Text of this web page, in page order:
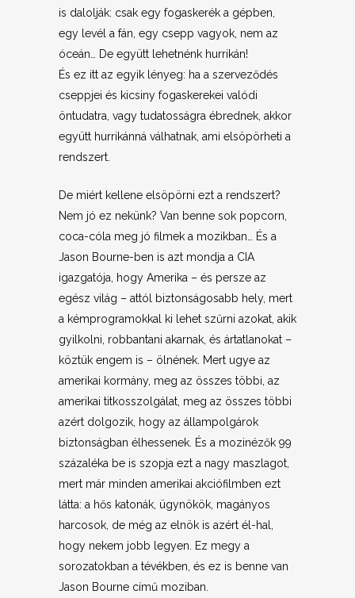
is dalolják: csak egy fogaskerék a gépben,
egy levél a fán, egy csepp vagyok, nem az
óceán… De együtt lehetnénk hurrikán!
És ez itt az egyik lényeg: ha a szerveződés
cseppjei és kicsiny fogaskerekei valódi
öntudatra, vagy tudatosságra ébrednek, akkor
együtt hurrikánná válhatnak, ami elsöpörheti a
rendszert.
De miért kellene elsöpörni ezt a rendszert?
Nem jó ez nekünk? Van benne sok popcorn,
coca-cóla meg jó filmek a mozikban… És a
Jason Bourne-ben is azt mondja a CIA
igazgatója, hogy Amerika – és persze az
egész világ – attól biztonságosabb hely, mert
a kémprogramokkal ki lehet szűrni azokat, akik
gyilkolni, robbantani akarnak, és ártatlanokat –
köztük engem is – ölnének. Mert ugye az
amerikai kormány, meg az összes többi, az
amerikai titkosszolgálat, meg az összes többi
azért dolgozik, hogy az állampolgárok
biztonságban élhessenek. És a mozinézők 99
százaléka be is szopja ezt a nagy maszlagot,
mert már minden amerikai akciófilmben ezt
látta: a hős katonák, ügynökök, magányos
harcosok, de még az elnök is azért él-hal,
hogy nekem jobb legyen. Ez megy a
sorozatokban a tévékben, és ez is benne van
Jason Bourne című moziban.